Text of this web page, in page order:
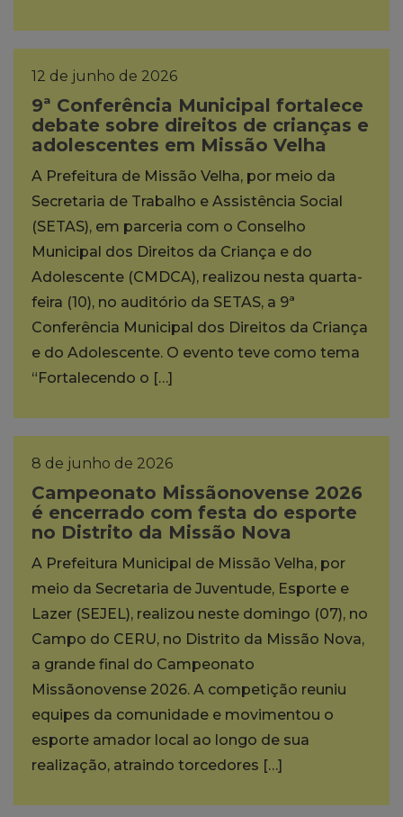
12 de junho de 2026
9ª Conferência Municipal fortalece
debate sobre direitos de crianças e
adolescentes em Missão Velha
A Prefeitura de Missão Velha, por meio da
Secretaria de Trabalho e Assistência Social
(SETAS), em parceria com o Conselho
Municipal dos Direitos da Criança e do
Adolescente (CMDCA), realizou nesta quarta-
feira (10), no auditório da SETAS, a 9ª
Conferência Municipal dos Direitos da Criança
e do Adolescente. O evento teve como tema
“Fortalecendo o […]
8 de junho de 2026
Campeonato Missãonovense 2026
é encerrado com festa do esporte
no Distrito da Missão Nova
A Prefeitura Municipal de Missão Velha, por
meio da Secretaria de Juventude, Esporte e
Lazer (SEJEL), realizou neste domingo (07), no
Campo do CERU, no Distrito da Missão Nova,
a grande final do Campeonato
Missãonovense 2026. A competição reuniu
equipes da comunidade e movimentou o
esporte amador local ao longo de sua
realização, atraindo torcedores […]